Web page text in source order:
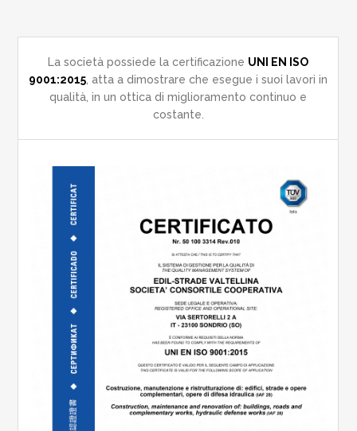
La società possiede la certificazione UNI EN ISO
9001:2015 , atta a dimostrare che esegue i suoi lavori in
qualità, in un ottica di miglioramento continuo e
costante.